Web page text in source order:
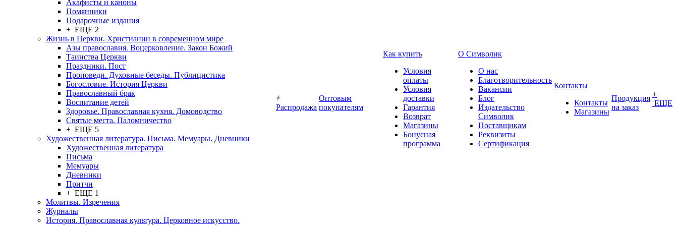
Акафисты и каноны
Помянники
Подарочные издания
+ ЕЩЕ 2
Жизнь в Церкви. Христианин в современном мире
Азы православия. Воцерковление. Закон Божий
Таинства Церкви
Праздники. Пост
Проповеди. Духовные беседы. Публицистика
Богословие. История Церкви
Православный брак
Воспитание детей
Здоровье. Православная кухня. Домоводство
Святые места. Паломничество
+ ЕЩЕ 5
Художественная литература. Письма. Мемуары. Дневники
Художественная литература
Письма
Мемуары
Дневники
Притчи
+ ЕЩЕ 1
Молитвы. Изречения
Журналы
История. Православная культура. Церковное искусство.
Распродажа
Оптовым
покупателям
Как купить
Условия
оплаты
Условия
доставки
Гарантия
Возврат
Магазины
Бонусная
программа
О Символик
О нас
Благотворительность
Вакансии
Блог
Издательство
Символик
Поставщикам
Реквизиты
Сертификация
Контакты
Контакты
Магазины
Продукция
на заказ
+
ЕЩЕ